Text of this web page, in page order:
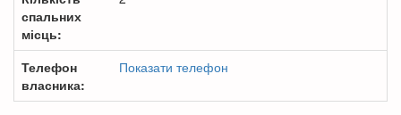
спальних
місць:
Телефон
власника:
Показати телефон